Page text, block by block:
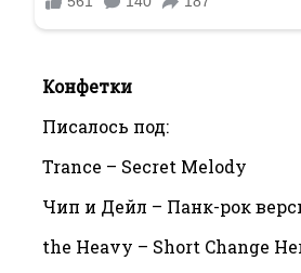
Конфетки
Писалось под:
Trance – Secret Melody
Чип и Дейл – Панк-рок
the Heavy – Short Change